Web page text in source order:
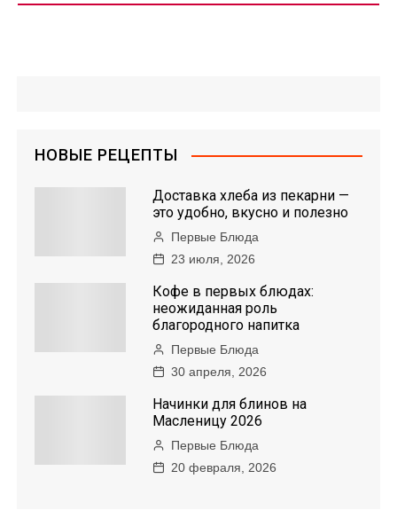
НОВЫЕ РЕЦЕПТЫ
Доставка хлеба из пекарни —
это удобно, вкусно и полезно
Первые Блюда
23 июля, 2026
Кофе в первых блюдах:
неожиданная роль
благородного напитка
Первые Блюда
30 апреля, 2026
Начинки для блинов на
Масленицу 2026
Первые Блюда
20 февраля, 2026